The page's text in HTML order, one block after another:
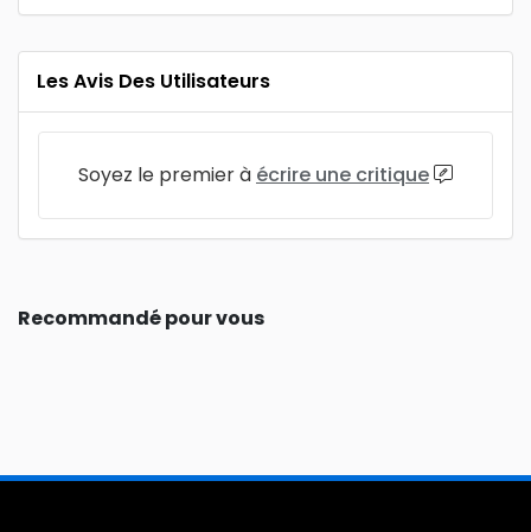
Les Avis Des Utilisateurs
Soyez le premier à écrire une critique
Recommandé pour vous